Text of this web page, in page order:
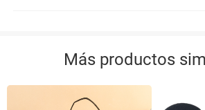
Más productos